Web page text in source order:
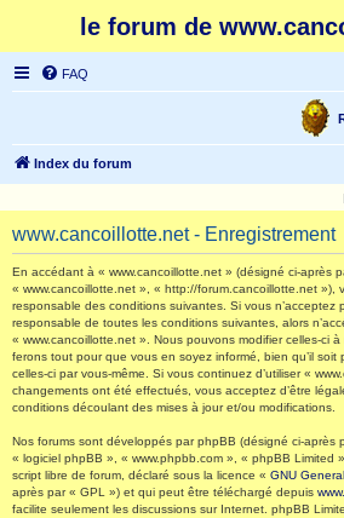
le forum de
FAQ
Index du forum
www.cancoillotte.net - Enregistrement
En accédant à « www.cancoillotte.net » (désigné ci-après
« www.cancoillotte.net », « http://forum.cancoillotte.net »),
responsable des conditions suivantes. Si vous n’acceptez
responsable de toutes les conditions suivantes, alors
« www.cancoillotte.net ». Nous pouvons modifier celles-ci
ferons tout pour que vous en soyez informé, bien qu’il soit
celles-ci par vous-même. Si vous continuez d’utiliser «
changements ont été effectués, vous acceptez d’être
conditions découlant des mises à jour et/ou modifications.
Nos forums sont développés par phpBB (désigné ci-après
« logiciel phpBB », « www.phpbb.com », « phpBB Limited
script libre de forum, déclaré sous la licence « GNU
après par « GPL ») et qui peut être téléchargé depuis
facilite seulement les discussions sur Internet. phpBB